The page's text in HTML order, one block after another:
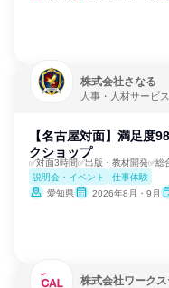
株式会社さなる
人事・人材サービ
【名古屋対面】満足度
クショップ
✅対面3時間✅出版・教材開発✅総
説明会・イベント
仕事体験
愛知県
2026年8月・9月
株式会社ワーク